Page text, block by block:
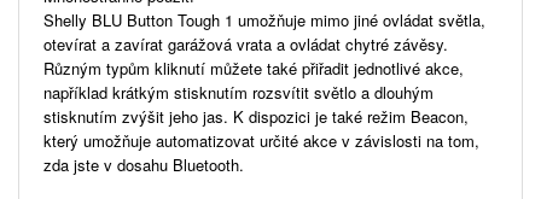
Shelly BLU Button Tough 1 umožňuje mimo jiné ovládat světla,
otevírat a zavírat garážová vrata a ovládat chytré závěsy.
Různým typům kliknutí můžete také přiřadit jednotlivé akce,
například krátkým stisknutím rozsvítit světlo a dlouhým
stisknutím zvýšit jeho jas. K dispozici je také režim Beacon,
který umožňuje automatizovat určité akce v závislosti na tom,
zda jste v dosahu Bluetooth.